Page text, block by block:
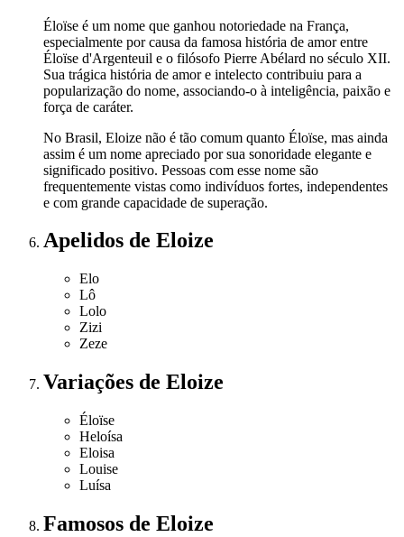
Éloïse é um nome que ganhou notoriedade na França,
especialmente por causa da famosa história de amor entre
Éloïse d'Argenteuil e o filósofo Pierre Abélard no século XII.
Sua trágica história de amor e intelecto contribuiu para a
popularização do nome, associando-o à inteligência, paixão e
força de caráter.
No Brasil, Eloize não é tão comum quanto Éloïse, mas ainda
assim é um nome apreciado por sua sonoridade elegante e
significado positivo. Pessoas com esse nome são
frequentemente vistas como indivíduos fortes, independentes
e com grande capacidade de superação.
Apelidos de Eloize
Elo
Lô
Lolo
Zizi
Zeze
Variações de Eloize
Éloïse
Heloísa
Eloisa
Louise
Luísa
Famosos de Eloize